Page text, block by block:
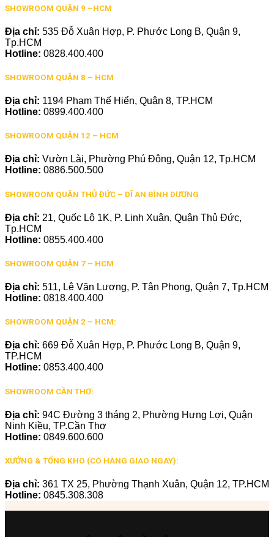
SHOWROOM QUẬN 9 –HCM
Địa chỉ: 535 Đỗ Xuân Hợp, P. Phước Long B, Quận 9,
Tp.HCM
Hotline: 0828.400.400
SHOWROOM QUẬN 8 – HCM
Địa chỉ: 1194 Phạm Thế Hiển, Quận 8, TP.HCM
Hotline: 0899.400.400
SHOWROOM QUẬN 12 – HCM
Địa chỉ: Vườn Lài, Phường Phú Đông, Quận 12, Tp.HCM
Hotline: 0886.500.500
SHOWROOM QUẬN THỦ ĐỨC – DĨ AN BÌNH DƯƠNG
Địa chỉ: 21, Quốc Lộ 1K, P. Linh Xuân, Quận Thủ Đức,
Tp.HCM
Hotline: 0855.400.400
SHOWROOM QUẬN 7 – HCM
Địa chỉ: 511, Lê Văn Lương, P. Tân Phong, Quận 7, Tp.HCM
Hotline: 0818.400.400
SHOWROOM QUẬN 2 – HCM:
Địa chỉ: 669 Đỗ Xuân Hợp, P. Phước Long B, Quận 9,
TP.HCM
Hotline: 0853.400.400
SHOWROOM CẦN THƠ:
Địa chỉ: 94C Đường 3 tháng 2, Phường Hưng Lợi, Quận
Ninh Kiều, TP.Cần Thơ
Hotline: 0849.600.600
XƯỞNG & TỔNG KHO (CÓ HÀNG GIAO NGAY):
Địa chỉ: 361 TX 25, Phường Thạnh Xuân, Quận 12, TP.HCM
Hotline: 0845.308.308